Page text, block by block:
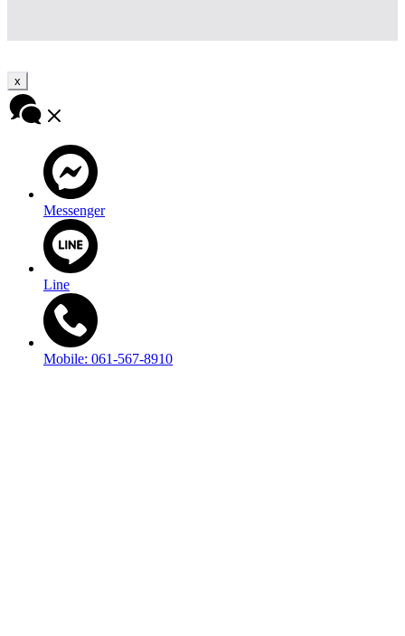
x
Messenger
Line
Mobile: 061-567-8910